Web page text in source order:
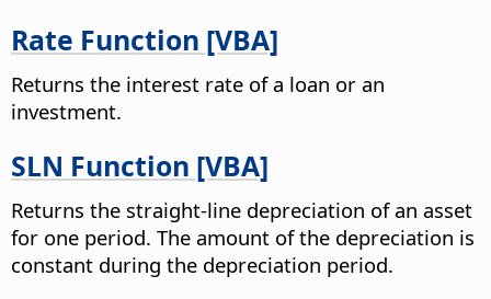
Rate Function [VBA]
Returns the interest rate of a loan or an
investment.
SLN Function [VBA]
Returns the straight-line depreciation of an asset
for one period. The amount of the depreciation is
constant during the depreciation period.